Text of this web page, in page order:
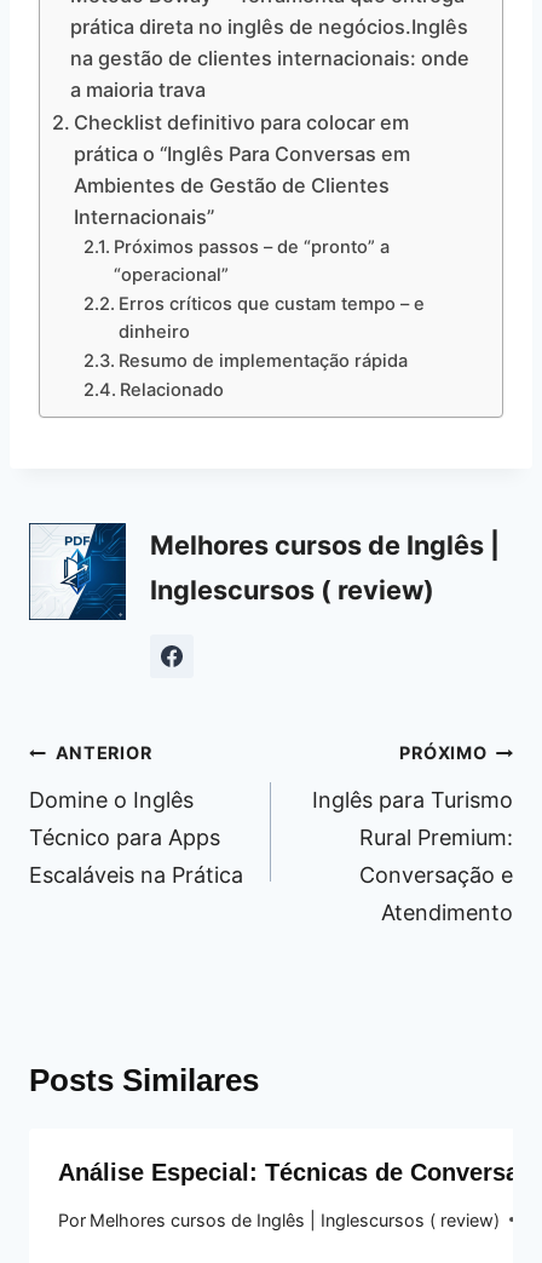
prática direta no inglês de negócios.Inglês
na gestão de clientes internacionais: onde
a maioria trava
Checklist definitivo para colocar em
prática o “Inglês Para Conversas em
Ambientes de Gestão de Clientes
Internacionais”
Próximos passos – de “pronto” a
“operacional”
Erros críticos que custam tempo – e
dinheiro
Resumo de implementação rápida
Relacionado
Melhores cursos de Inglês |
Inglescursos ( review)
Navegação
de
Post
ANTERIOR
Domine o Inglês
Técnico para Apps
Escaláveis na Prática
PRÓXIMO
Inglês para Turismo
Rural Premium:
Conversação e
Atendimento
Posts Similares
Análise Especial: Técnicas de
Por Melhores cursos de Inglês | Inglescursos ( review)